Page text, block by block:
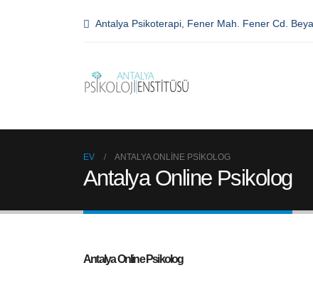
Antalya Psikoterapi, Fener Mah. Fener Cd.
EV ANTALYA ONLINE PSIKOLOG
Antalya Online Psikolog
Antalya Online Psikolog